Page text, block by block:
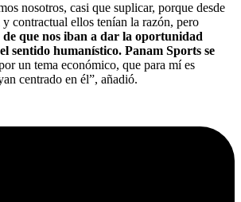
nosotros, casi que suplicar, porque desde
contractual ellos tenían la razón, pero
de que nos iban a dar la oportunidad
sentido humanístico. Panam Sports se
un tema económico, que para mí es
centrado en él”, añadió.